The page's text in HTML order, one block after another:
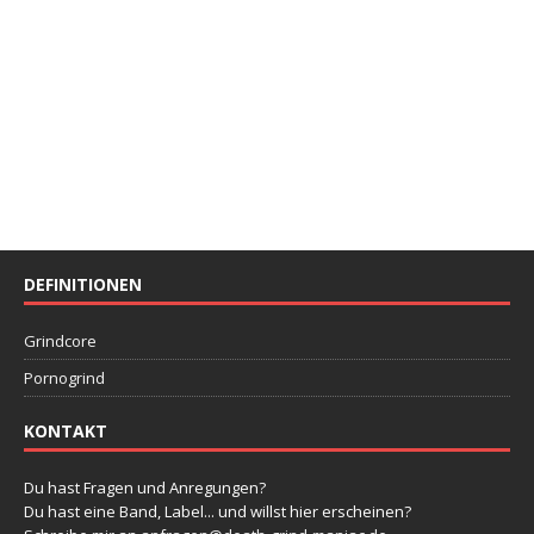
DEFINITIONEN
Grindcore
Pornogrind
KONTAKT
Du hast Fragen und Anregungen?
Du hast eine Band, Label... und willst hier erscheinen?